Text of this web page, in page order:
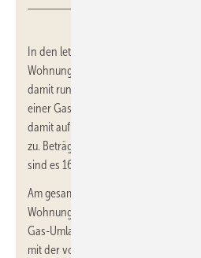
In den letzten Jahren wurden an
Wohnungsgesellschaften rund 280
damit rund 50 % der Wohnungen in
einer Gas-Umlage von 1,5 Ct/kWh
damit auf diese Gaskunden
zu. Beträgt die Gas-Umlage sogar 5
sind es 16,7 Mrd. Euro/a.
Am gesamten Gasverbrauch haben
Wohnungsgesellschaften einen Anteil
Gas-Umlage nahezu alle Gaskunden
mit der von Habeck genannten